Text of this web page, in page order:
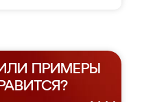
ПРИМЕРЫ